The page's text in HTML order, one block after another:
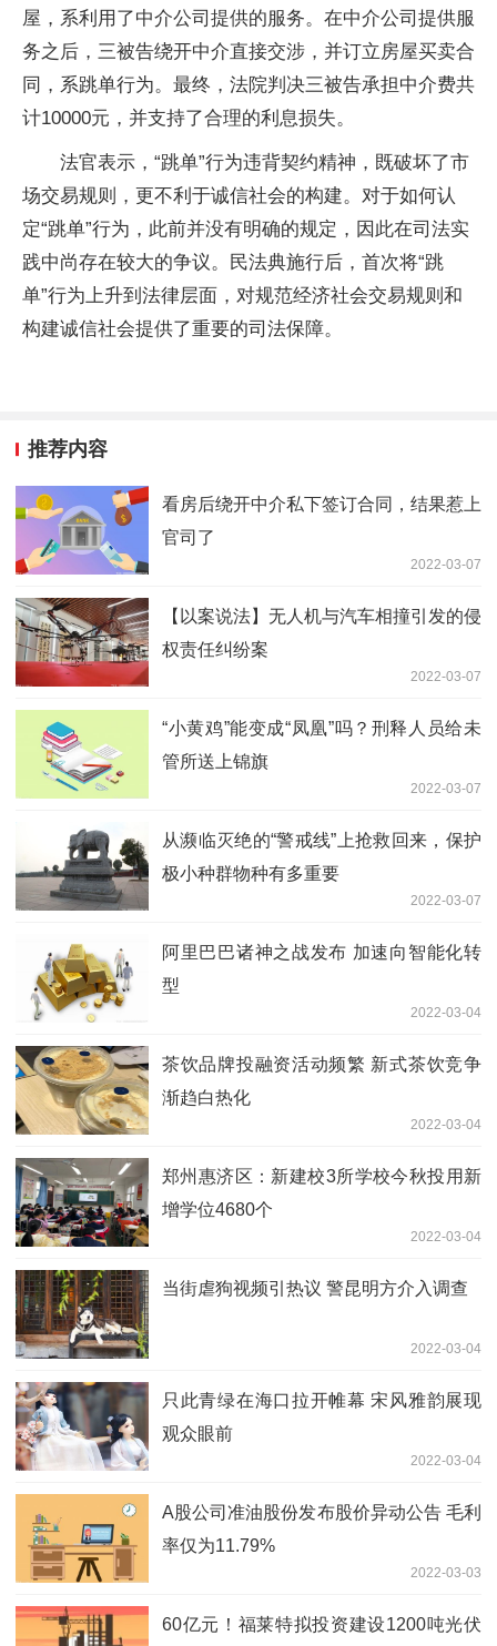
屋，系利用了中介公司提供的服务。在中介公司提供服
务之后，三被告绕开中介直接交涉，并订立房屋买卖合
同，系跳单行为。最终，法院判决三被告承担中介费共
计10000元，并支持了合理的利息损失。
法官表示，“跳单”行为违背契约精神，既破坏了市
场交易规则，更不利于诚信社会的构建。对于如何认
定“跳单”行为，此前并没有明确的规定，因此在司法实
践中尚存在较大的争议。民法典施行后，首次将“跳
单”行为上升到法律层面，对规范经济社会交易规则和
构建诚信社会提供了重要的司法保障。
推荐内容
看房后绕开中介私下签订合同，结果惹上
官司了
2022-03-07
【以案说法】无人机与汽车相撞引发的侵
权责任纠纷案
2022-03-07
“小黄鸡”能变成“凤凰”吗？刑释人员给未
管所送上锦旗
2022-03-07
从濒临灭绝的“警戒线”上抢救回来，保护
极小种群物种有多重要
2022-03-07
阿里巴巴诸神之战发布 加速向智能化转
型
2022-03-04
茶饮品牌投融资活动频繁 新式茶饮竞争
渐趋白热化
2022-03-04
郑州惠济区：新建校3所学校今秋投用新
增学位4680个
2022-03-04
当街虐狗视频引热议 警昆明方介入调查
2022-03-04
只此青绿在海口拉开帷幕 宋风雅韵展现
观众眼前
2022-03-04
A股公司准油股份发布股价异动公告 毛利
率仅为11.79%
2022-03-03
60亿元！福莱特拟投资建设1200吨光伏